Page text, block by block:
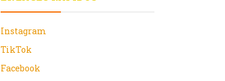
Instagram
TikTok
Facebook